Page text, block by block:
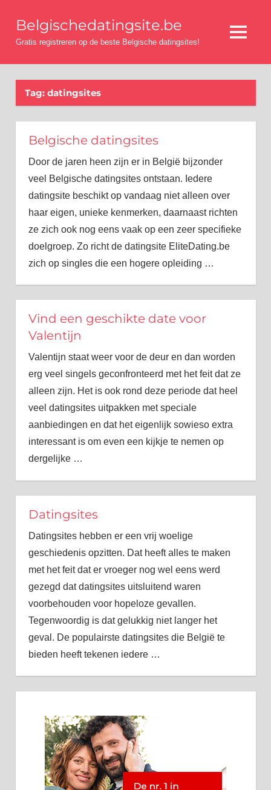
naarBelgischedatingsite.be
Gratis registreren op de beste Belgische datingsites! Menu
Tag: datingsites
Belgische datingsites
Door de jaren heen zijn er in België bijzonder
veel Belgische datingsites ontstaan. Iedere
datingsite beschikt op vandaag niet alleen over
haar eigen, unieke kenmerken, daarnaast richten
ze zich ook nog eens vaak op een zeer specifieke
doelgroep. Zo richt de datingsite EliteDating.be
zich op singles die een hogere opleiding …
Vind een geschikte date voor
Valentijn
Valentijn staat weer voor de deur en dan worden
erg veel singels geconfronteerd met het feit dat ze
alleen zijn. Het is ook rond deze periode dat heel
veel datingsites uitpakken met speciale
aanbiedingen en dat het eigenlijk sowieso extra
interessant is om even een kijkje te nemen op
dergelijke …
Datingsites
Datingsites hebben er een vrij woelige
geschiedenis opzitten. Dat heeft alles te maken
met het feit dat er vroeger nog wel eens werd
gezegd dat datingsites uitsluitend waren
voorbehouden voor hopeloze gevallen.
Tegenwoordig is dat gelukkig niet langer het
geval. De populairste datingsites die België te
bieden heeft tekenen iedere …